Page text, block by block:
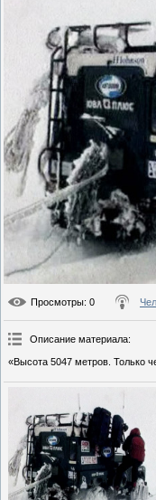
Просмотры: 0
Описание материала:
«Высота 5047 метров. Только